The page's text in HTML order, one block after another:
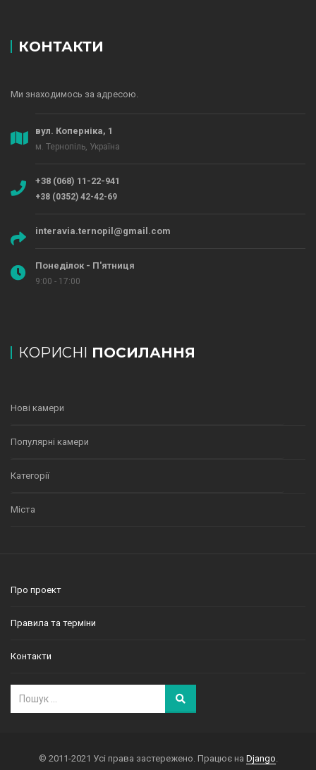
КОНТАКТИ
Ми знаходимось за адресою.
вул. Коперніка, 1
м. Тернопіль, Україна
+38 (068) 11-22-941
+38 (0352) 42-42-69
interavia.ternopil@gmail.com
Понеділок - П'ятниця
9:00 - 17:00
КОРИСНІ ПОСИЛАННЯ
Нові камери
Популярні камери
Категорії
Міста
Про проект
Правила та терміни
Контакти
© 2011-2021 Усі права застережено. Працює на Django.